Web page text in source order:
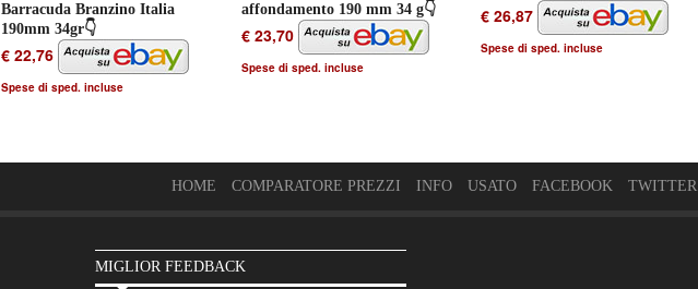
Barracuda Branzino Italia
190mm 34gr👇
€ 22,76
Spese di sped. incluse
affondamento 190 mm 34 g👇
€ 23,70
Spese di sped. incluse
€ 26,87
Spese di sped. incluse
HOME COMPARATORE PREZZI INFO USATO FACEBOOK TWITTER
MIGLIOR FEEDBACK